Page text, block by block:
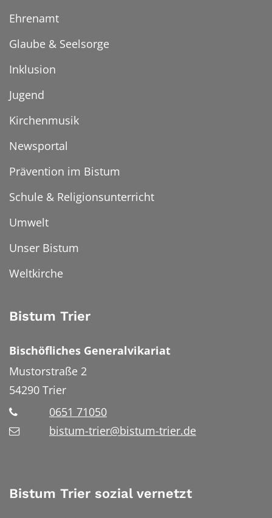
Ehrenamt
Glaube & Seelsorge
Inklusion
Jugend
Kirchenmusik
Newsportal
Prävention im Bistum
Schule & Religionsunterricht
Umwelt
Unser Bistum
Weltkirche
Bistum Trier
Bischöfliches Generalvikariat
Mustorstraße 2
54290 Trier
0651 71050
bistum-trier@bistum-trier.de
Bistum Trier sozial vernetzt